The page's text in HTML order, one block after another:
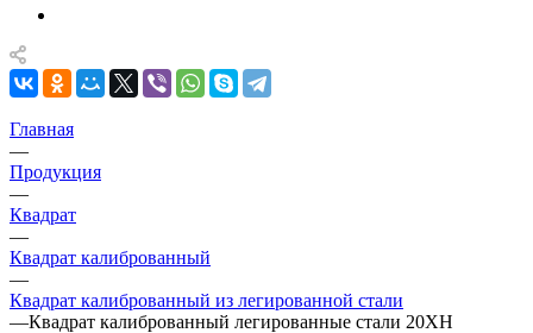
Главная
—
Продукция
—
Квадрат
—
Квадрат калиброванный
—
Квадрат калиброванный из легированной стали
—Квадрат калиброванный легированные стали 20ХН